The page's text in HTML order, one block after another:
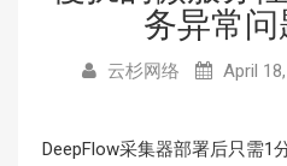
务异常
云杉网络 April
DeepFlow采集器部署后只需1